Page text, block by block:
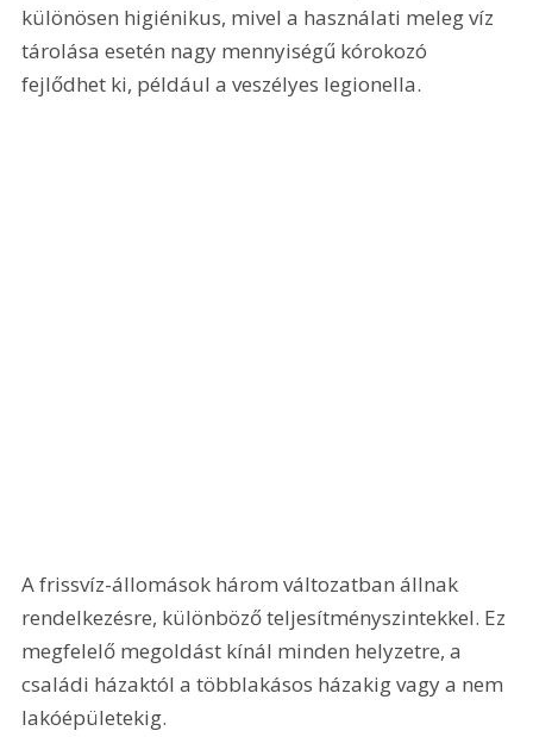
különösen higiénikus, mivel a használati meleg víz
tárolása esetén nagy mennyiségű kórokozó
fejlődhet ki, például a veszélyes legionella.
A frissvíz-állomások három változatban állnak
rendelkezésre, különböző teljesítményszintekkel. Ez
megfelelő megoldást kínál minden helyzetre, a
családi házaktól a többlakásos házakig vagy a nem
lakóépületekig.